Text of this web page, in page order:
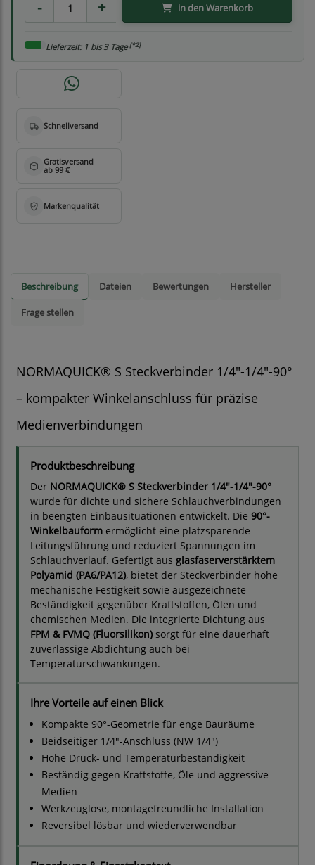
in den Warenkorb
Lieferzeit: 1 bis 3 Tage[*2]
Beschreibung Dateien Bewertungen Hersteller
Frage stellen
NORMAQUICK® S Steckverbinder 1/4"-1/4"-90°
– kompakter Winkelanschluss für präzise
Medienverbindungen
Produktbeschreibung
Der NORMAQUICK® S Steckverbinder 1/4"-1/4"-90°
wurde für dichte und sichere Schlauchverbindungen
in beengten Einbausituationen entwickelt. Die 90°-
Winkelbauform ermöglicht eine platzsparende
Leitungsführung und reduziert Spannungen im
Schlauchverlauf. Gefertigt aus glasfaserverstärktem
Polyamid (PA6/PA12), bietet der Steckverbinder hohe
mechanische Festigkeit sowie ausgezeichnete
Beständigkeit gegenüber Kraftstoffen, Ölen und
chemischen Medien. Die integrierte Dichtung aus
FPM & FVMQ (Fluorsilikon) sorgt für eine dauerhaft
zuverlässige Abdichtung auch bei
Temperaturschwankungen.
Ihre Vorteile auf einen Blick
Kompakte 90°-Geometrie für enge Bauräume
Beidseitiger 1/4"-Anschluss (NW 1/4")
Hohe Druck- und Temperaturbeständigkeit
Beständig gegen Kraftstoffe, Öle und aggressive
Medien
Werkzeuglose, montagefreundliche Installation
Reversibel lösbar und wiederverwendbar